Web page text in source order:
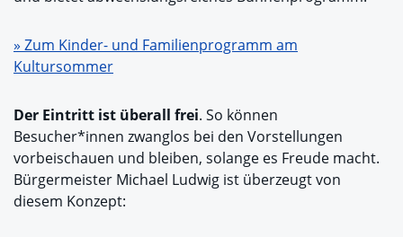
» Zum Kinder- und Familienprogramm am
Kultursommer
Der Eintritt ist überall frei. So können
Besucher*innen zwanglos bei den Vorstellungen
vorbeischauen und bleiben, solange es Freude macht.
Bürgermeister Michael Ludwig ist überzeugt von
diesem Konzept: